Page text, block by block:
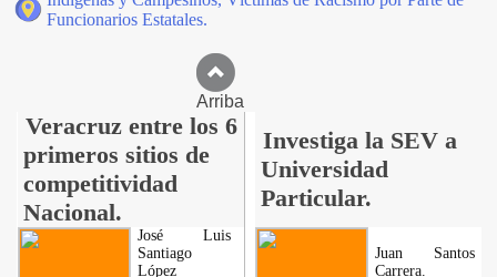
Funcionarios Estatales.
Arriba
Veracruz entre los 6
primeros sitios de
competitividad
Nacional.
Investiga la SEV a
Universidad
Particular.
José Luis
Santiago
López
Juan Santos
Carrera.